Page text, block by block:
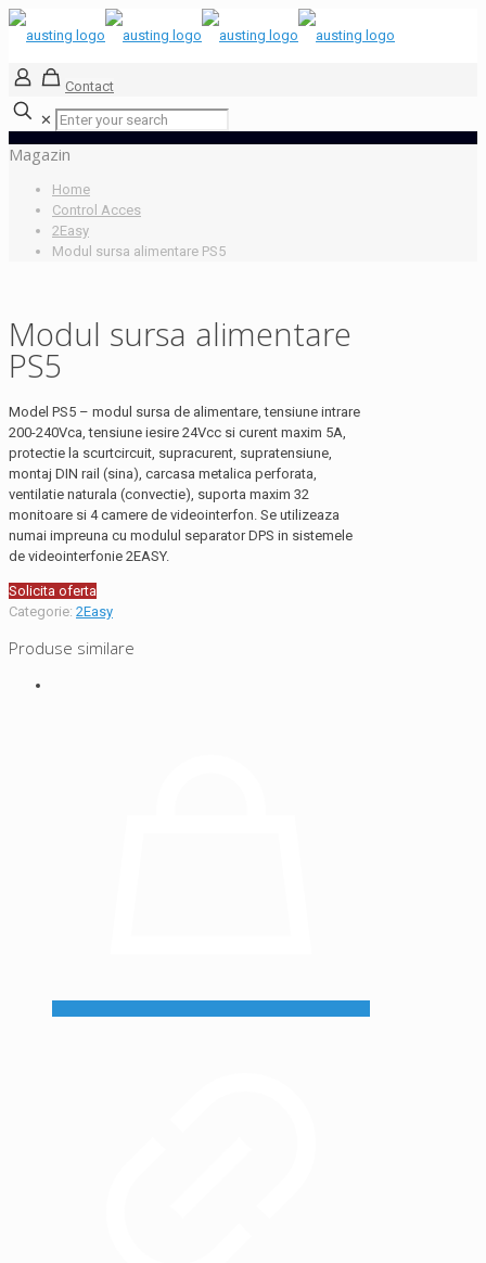
Contact
✕
Magazin
Home
Control Acces
2Easy
Modul sursa alimentare PS5
Modul sursa alimentare
PS5
Model PS5 – modul sursa de alimentare, tensiune intrare
200-240Vca, tensiune iesire 24Vcc si curent maxim 5A,
protectie la scurtcircuit, supracurent, supratensiune,
montaj DIN rail (sina), carcasa metalica perforata,
ventilatie naturala (convectie), suporta maxim 32
monitoare si 4 camere de videointerfon. Se utilizeaza
numai impreuna cu modulul separator DPS in sistemele
de videointerfonie 2EASY.
Solicita oferta
Categorie: 2Easy
Produse similare